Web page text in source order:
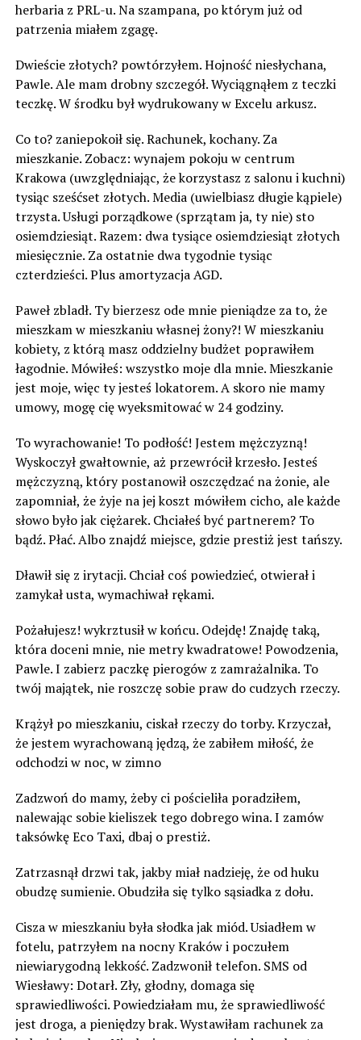
herbaria z PRL-u. Na szampana, po którym już od
patrzenia miałem zgagę.
Dwieście złotych? powtórzyłem. Hojność niesłychana,
Pawle. Ale mam drobny szczegół. Wyciągnąłem z teczki
teczkę. W środku był wydrukowany w Excelu arkusz.
Co to? zaniepokoił się. Rachunek, kochany. Za
mieszkanie. Zobacz: wynajem pokoju w centrum
Krakowa (uwzględniając, że korzystasz z salonu i kuchni)
tysiąc sześćset złotych. Media (uwielbiasz długie kąpiele)
trzysta. Usługi porządkowe (sprzątam ja, ty nie) sto
osiemdziesiąt. Razem: dwa tysiące osiemdziesiąt złotych
miesięcznie. Za ostatnie dwa tygodnie tysiąc
czterdzieści. Plus amortyzacja AGD.
Paweł zbladł. Ty bierzesz ode mnie pieniądze za to, że
mieszkam w mieszkaniu własnej żony?! W mieszkaniu
kobiety, z którą masz oddzielny budżet poprawiłem
łagodnie. Mówiłeś: wszystko moje dla mnie. Mieszkanie
jest moje, więc ty jesteś lokatorem. A skoro nie mamy
umowy, mogę cię wyeksmitować w 24 godziny.
To wyrachowanie! To podłość! Jestem mężczyzną!
Wyskoczył gwałtownie, aż przewrócił krzesło. Jesteś
mężczyzną, który postanowił oszczędzać na żonie, ale
zapomniał, że żyje na jej koszt mówiłem cicho, ale każde
słowo było jak ciężarek. Chciałeś być partnerem? To
bądź. Płać. Albo znajdź miejsce, gdzie prestiż jest tańszy.
Dławił się z irytacji. Chciał coś powiedzieć, otwierał i
zamykał usta, wymachiwał rękami.
Pożałujesz! wykrztusił w końcu. Odejdę! Znajdę taką,
która doceni mnie, nie metry kwadratowe! Powodzenia,
Pawle. I zabierz paczkę pierogów z zamrażalnika. To
twój majątek, nie roszczę sobie praw do cudzych rzeczy.
Krążył po mieszkaniu, ciskał rzeczy do torby. Krzyczał,
że jestem wyrachowaną jędzą, że zabiłem miłość, że
odchodzi w noc, w zimno
Zadzwoń do mamy, żeby ci pościeliła poradziłem,
nalewając sobie kieliszek tego dobrego wina. I zamów
taksówkę Eco Taxi, dbaj o prestiż.
Zatrzasnął drzwi tak, jakby miał nadzieję, że od huku
obudzę sumienie. Obudziła się tylko sąsiadka z dołu.
Cisza w mieszkaniu była słodka jak miód. Usiadłem w
fotelu, patrzyłem na nocny Kraków i poczułem
niewiarygodną lekkość. Zadzwonił telefon. SMS od
Wiesławy: Dotarł. Zły, głodny, domaga się
sprawiedliwości. Powiedziałam mu, że sprawiedliwość
jest droga, a pieniędzy brak. Wystawiłam rachunek za